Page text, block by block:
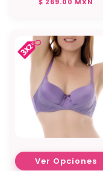
Ver Opciones